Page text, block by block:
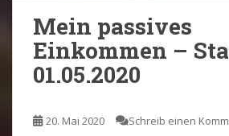
Mein passives
Einkommen –
01.05.2020
20. Mai 2020 Schreib einen